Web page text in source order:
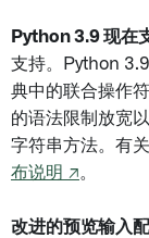
Python 3.9 现在
支持。Python
典中的联合操作
的语法限制放宽
字符串方法。有
布说明 ↗。
改进的预览输入配